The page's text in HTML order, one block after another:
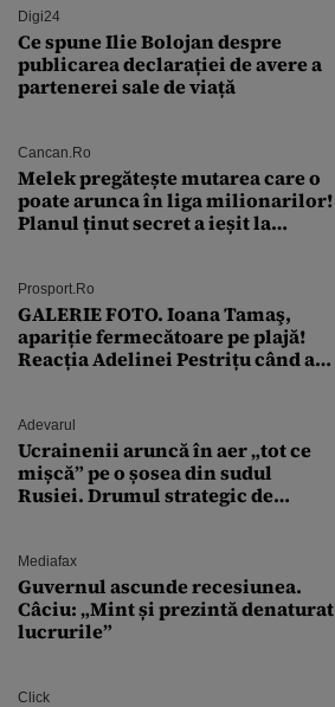
Digi24
Ce spune Ilie Bolojan despre
publicarea declarației de avere a
partenerei sale de viață
Cancan.ro
Melek pregătește mutarea care o
poate arunca în liga milionarilor!
Planul ținut secret a ieșit la
Prosport.ro
GALERIE FOTO. Ioana Tamaş,
apariție fermecătoare pe plajă!
Reacția Adelinei Pestrițu când a
Adevarul
Ucrainenii aruncă în aer „tot ce
mișcă” pe o șosea din sudul
Rusiei. Drumul strategic de
Mediafax
Guvernul ascunde recesiunea.
Câciu: „Mint și prezintă denaturat
lucrurile”
Click